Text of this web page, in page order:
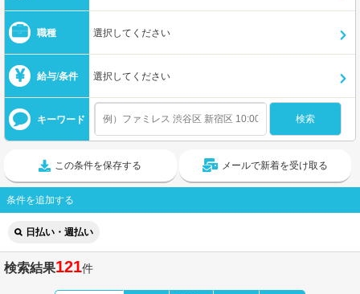
職種 選択してください
給与/条件 選択してください
キーワード
この条件を保存する メールで新着を受け取る
条件を追加する
日払い・週払い
検索結果121件